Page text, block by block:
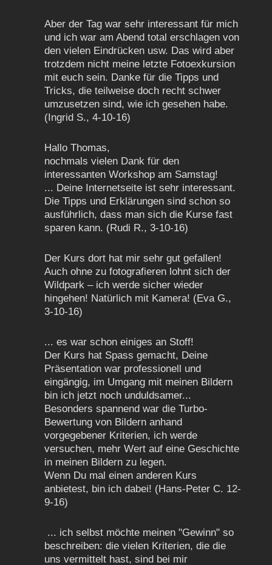
Aber der Tag war sehr interessant für mich
und ich war am Abend total erschlagen von
den vielen Eindrücken usw. Das wird aber
trotzdem nicht meine letzte Fotoexkursion
mit euch sein. Danke für die Tipps und
Tricks, die teilweise doch recht schwer
umzusetzen sind, wie ich gesehen habe.
(Ingrid S., 4-10-16)
Hallo Thomas,
nochmals vielen Dank für den
interessanten Workshop am Samstag!
... Deine Internetseite ist sehr interessant.
Die Tipps und Erklärungen sind schon so
ausführlich, dass man sich die Kurse fast
sparen kann. (Rudi R., 3-10-16)
Der Kurs dort hat mir sehr gut gefallen!
Auch ohne zu fotografieren lohnt sich der
Wildpark – ich werde sicher wieder
hingehen! Natürlich mit Kamera! (Eva G.,
3-10-16)
... es war schon einiges an Stoff!
Der Kurs hat Spass gemacht, Deine
Präsentation war professionell und
eingängig, im Umgang mit meinen Bildern
bin ich jetzt noch unduldsamer...
Besonders spannend war die Turbo-
Bewertung von Bildern anhand
vorgegebener Kriterien, ich werde
versuchen, mehr Wert auf eine Geschichte
in meinen Bildern zu legen.
Wenn Du mal einen anderen Kurs
anbietest, bin ich dabei! (Hans-Peter C. 12-
9-16)
... ich selbst möchte meinen "Gewinn" so
beschreiben: die vielen Kriterien, die die
uns vermittelt hast, sind bei mir